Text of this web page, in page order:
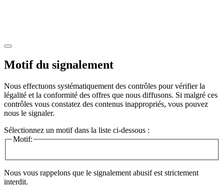
Motif du signalement
Nous effectuons systématiquement des contrôles pour vérifier la
légalité et la conformité des offres que nous diffusons. Si malgré ces
contrôles vous constatez des contenus inappropriés, vous pouvez
nous le signaler.
Sélectionnez un motif dans la liste ci-dessous :
Motif:
Nous vous rappelons que le signalement abusif est strictement
interdit.